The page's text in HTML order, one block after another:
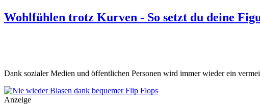
Wohlfühlen trotz Kurven - So setzt du deine
Dank sozialer Medien und öffentlichen Personen wird immer wieder ein
Anzeige